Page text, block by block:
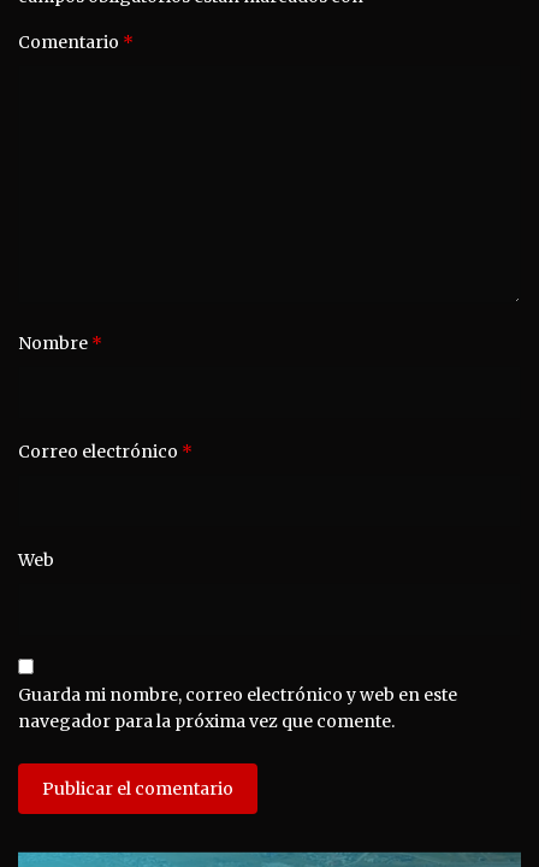
Comentario *
Nombre *
Correo electrónico *
Web
Guarda mi nombre, correo electrónico y web en este
navegador para la próxima vez que comente.